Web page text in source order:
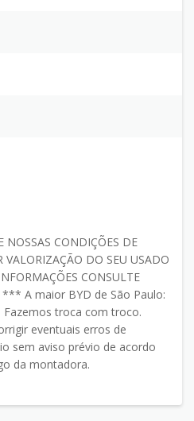
CONDIÇÕES DE
VALORIZAÇÃO DO SEU USADO
CONSULTE
*** A maior BYD de São Paulo:
troca com troco.
eventuais erros de
sem aviso prévio de acordo
da montadora.